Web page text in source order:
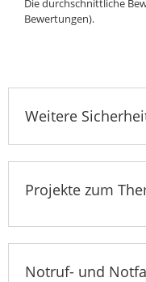
Die durchschnittliche
Bewertungen).
Weitere
Projekte zum
Notruf- und